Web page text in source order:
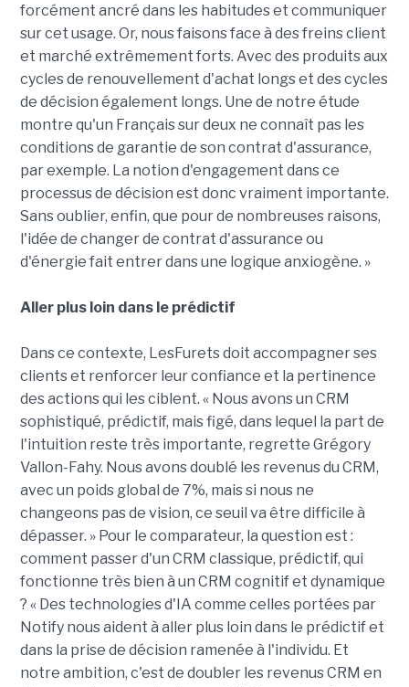
forcément ancré dans les habitudes et communiquer
sur cet usage. Or, nous faisons face à des freins client
et marché extrêmement forts. Avec des produits aux
cycles de renouvellement d'achat longs et des cycles
de décision également longs. Une de notre étude
montre qu'un Français sur deux ne connaît pas les
conditions de garantie de son contrat d'assurance,
par exemple. La notion d'engagement dans ce
processus de décision est donc vraiment importante.
Sans oublier, enfin, que pour de nombreuses raisons,
l'idée de changer de contrat d'assurance ou
d'énergie fait entrer dans une logique anxiogène. »
Aller plus loin dans le prédictif
Dans ce contexte, LesFurets doit accompagner ses
clients et renforcer leur confiance et la pertinence
des actions qui les ciblent. « Nous avons un CRM
sophistiqué, prédictif, mais figé, dans lequel la part de
l'intuition reste très importante, regrette Grégory
Vallon-Fahy. Nous avons doublé les revenus du CRM,
avec un poids global de 7%, mais si nous ne
changeons pas de vision, ce seuil va être difficile à
dépasser. » Pour le comparateur, la question est :
comment passer d'un CRM classique, prédictif, qui
fonctionne très bien à un CRM cognitif et dynamique
? « Des technologies d'IA comme celles portées par
Notify nous aident à aller plus loin dans le prédictif et
dans la prise de décision ramenée à l'individu. Et
notre ambition, c'est de doubler les revenus CRM en